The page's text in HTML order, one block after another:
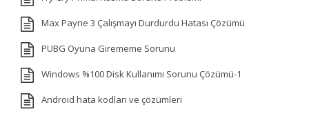
Max Payne 3 Çalışmayı Durdurdu Hatası Çözümü
PUBG Oyuna Girememe Sorunu
Windows %100 Disk Kullanımı Sorunu Çözümü-1
Android hata kodları ve çözümleri